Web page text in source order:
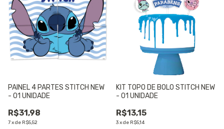
PAINEL 4 PARTES STITCH NEW
- 01 UNIDADE
R$31,98
7xde R$5,52
KIT TOPO DE BOLO STITCH NEW
- 01 UNIDADE
R$13,15
3xde R$5,14